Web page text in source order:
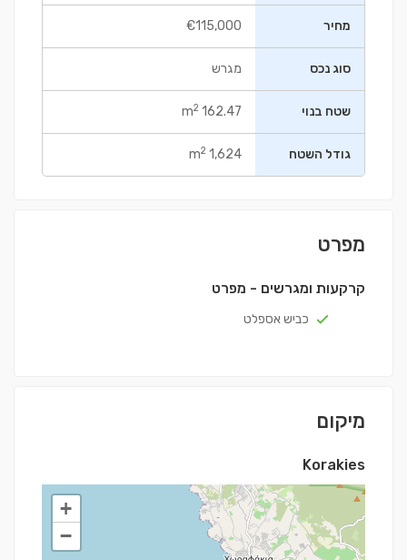
מחיר €115,000
סוג נכס מגרש
שטח בנוי 162.47 m
2
גודל השטח 1,624 m
2
מפרט
קרקעות ומגרשים - מפרט
כביש אספלט
מיקום
Korakies
+
−